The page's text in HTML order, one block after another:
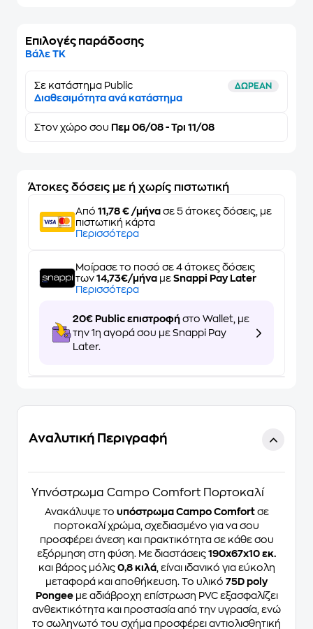
Επιλογές παράδοσης
Βάλε ΤΚ
Σε κατάστημα Public ΔΩΡΕΑΝ
Διαθεσιμότητα ανά κατάστημα
Στον χώρο σου Πεμ 06/08 - Τρι 11/08
Άτοκες δόσεις με ή χωρίς πιστωτική
Από 11,78 € /μήνα σε 5 άτοκες δόσεις, με
πιστωτική κάρτα
Περισσότερα
Μοίρασε το ποσό σε 4 άτοκες δόσεις
των 14,73€/μήνα με Snappi Pay Later
Περισσότερα
20€ Public επιστροφή στο Wallet, με
την 1η αγορά σου με Snappi Pay
Later.
Αναλυτική Περιγραφή
Υπνόστρωμα Campo Comfort Πορτοκαλί
Ανακάλυψε το υπόστρωμα Campo Comfortσε
πορτοκαλί χρώμα, σχεδιασμένο για να σου
προσφέρει άνεση και πρακτικότητα σε κάθε σου
εξόρμηση στη φύση. Με διαστάσεις 190x67x10 εκ.
και βάρος μόλις 0,8 κιλά, είναι ιδανικό για εύκολη
μεταφορά και αποθήκευση. Το υλικό 75D poly
Pongeeμε αδιάβροχη επίστρωση PVC εξασφαλίζει
ανθεκτικότητα και προστασία από την υγρασία, ενώ
το σωληνωτό του σχήμα προσφέρει αντιολισθητική